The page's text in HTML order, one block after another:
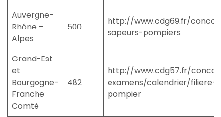
Auvergne-
Rhône –
Alpes
500
http://www.cdg69.fr/
sapeurs-pompiers
Grand-Est
et
Bourgogne-
Franche
Comté
482
http://www.cdg57.fr/
examens/calendrier/filiere-
pompier